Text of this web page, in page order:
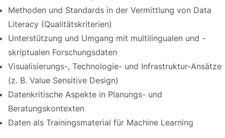
Methoden und Standards in der Vermittlung von Data
Literacy (Qualitätskriterien)
Unterstützung und Umgang mit multilingualen und -
skriptualen Forschungsdaten
Visualisierungs-, Technologie- und Infrastruktur-Ansätze
(z. B. Value Sensitive Design)
Datenkritische Aspekte in Planungs- und
Beratungskontexten
Daten als Trainingsmaterial für Machine Learning